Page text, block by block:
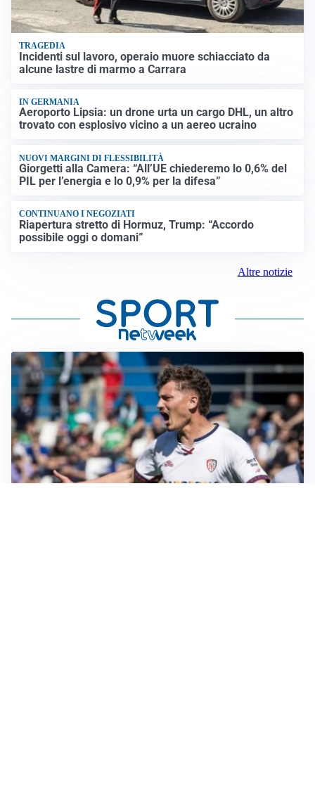
TRAGEDIA
Incidenti sul lavoro, operaio muore schiacciato da
alcune lastre di marmo a Carrara
IN GERMANIA
Aeroporto Lipsia: un drone urta un cargo DHL, un altro
trovato con esplosivo vicino a un aereo ucraino
NUOVI MARGINI DI FLESSIBILITÀ
Giorgetti alla Camera: “All’UE chiederemo lo 0,6% del
PIL per l’energia e lo 0,9% per la difesa”
CONTINUANO I NEGOZIATI
Riapertura stretto di Hormuz, Trump: “Accordo
possibile oggi o domani”
Altre notizie